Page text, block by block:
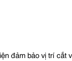
đảm bảo vị trí cắt